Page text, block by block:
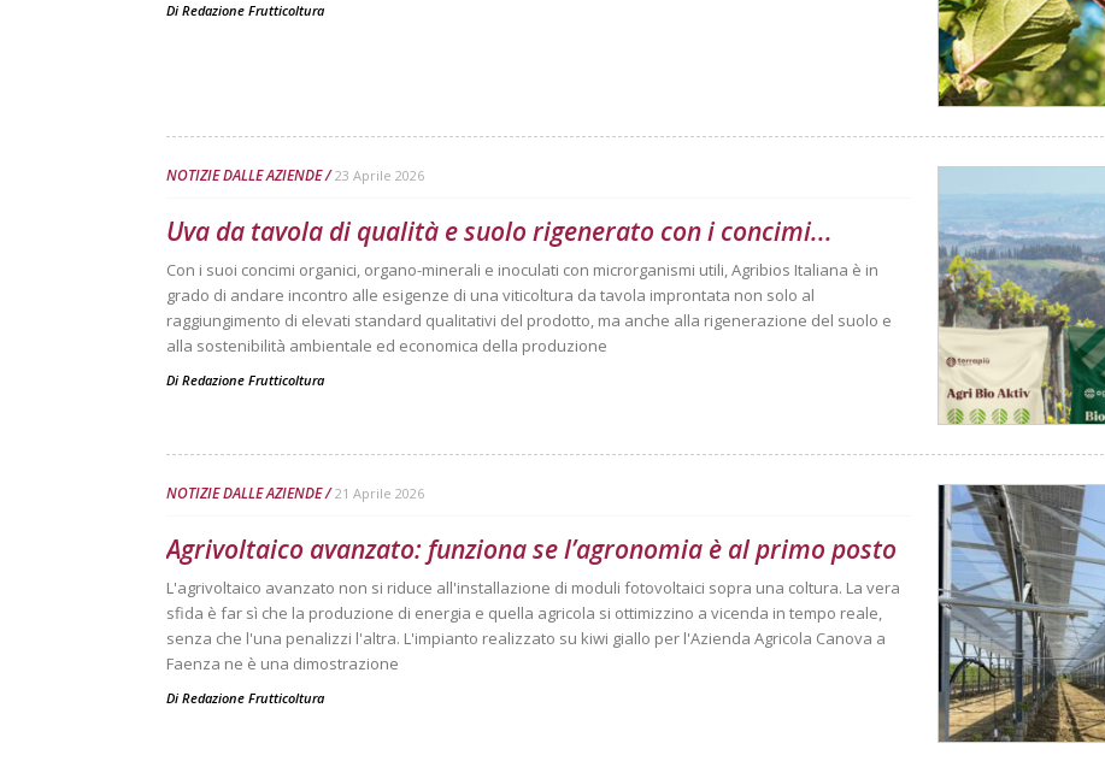
Di Redazione Frutticoltura
NOTIZIE DALLE AZIENDE 23 Aprile 2026
Uva da tavola di qualità e suolo rigenerato con i concimi...
Con i suoi concimi organici, organo-minerali e inoculati con microrganismi utili, Agribios Italiana è in
grado di andare incontro alle esigenze di una viticoltura da tavola improntata non solo al
raggiungimento di elevati standard qualitativi del prodotto, ma anche alla rigenerazione del suolo e
alla sostenibilità ambientale ed economica della produzione
Di Redazione Frutticoltura
NOTIZIE DALLE AZIENDE 21 Aprile 2026
Agrivoltaico avanzato: funziona se l’agronomia è al primo posto
L'agrivoltaico avanzato non si riduce all'installazione di moduli fotovoltaici sopra una coltura. La vera
sfida è far sì che la produzione di energia e quella agricola si ottimizzino a vicenda in tempo reale,
senza che l'una penalizzi l'altra. L'impianto realizzato su kiwi giallo per l'Azienda Agricola Canova a
Faenza ne è una dimostrazione
Di Redazione Frutticoltura